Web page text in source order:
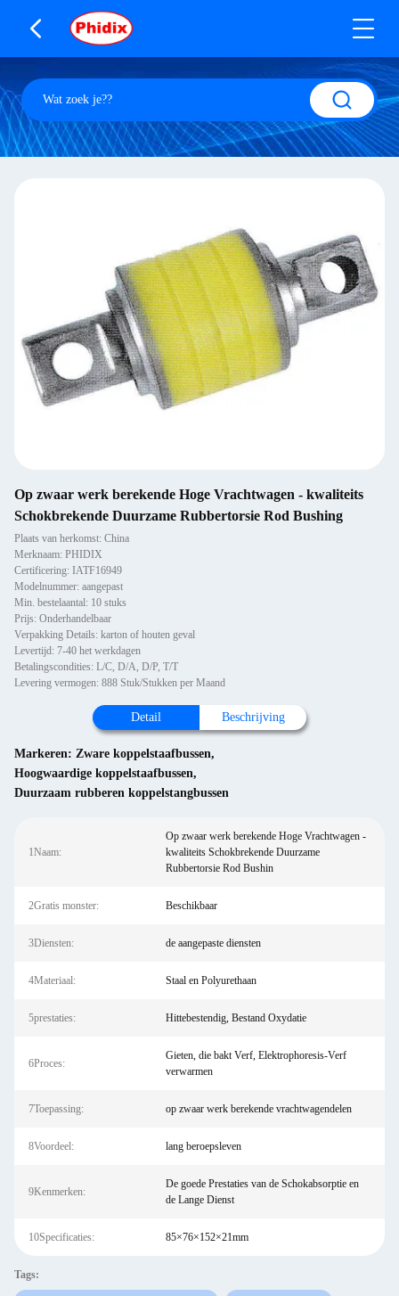
Op zwaar werk berekende Hoge Vrachtwagen - kwaliteits
Schokbrekende Duurzame Rubbertorsie Rod Bushing
Plaats van herkomst: China
Merknaam: PHIDIX
Certificering: IATF16949
Modelnummer: aangepast
Min. bestelaantal: 10 stuks
Prijs: Onderhandelbaar
Verpakking Details: karton of houten geval
Levertijd: 7-40 het werkdagen
Betalingscondities: L/C, D/A, D/P, T/T
Levering vermogen: 888 Stuk/Stukken per Maand
Detail Beschrijving
Markeren: Zware koppelstaafbussen,
Hoogwaardige koppelstaafbussen,
Duurzaam rubberen koppelstangbussen
1Naam:
Op zwaar werk berekende Hoge Vrachtwagen -
kwaliteits Schokbrekende Duurzame
Rubbertorsie Rod Bushin
2Gratis monster: Beschikbaar
3Diensten: de aangepaste diensten
4Materiaal: Staal en Polyurethaan
5prestaties: Hittebestendig, Bestand Oxydatie
6Proces:
Gieten, die bakt Verf, Elektrophoresis-Verf
verwarmen
7Toepassing: op zwaar werk berekende vrachtwagendelen
8Voordeel: lang beroepsleven
9Kenmerken:
De goede Prestaties van de Schokabsorptie en
de Lange Dienst
10Specificaties: 85×76×152×21mm
Tags: